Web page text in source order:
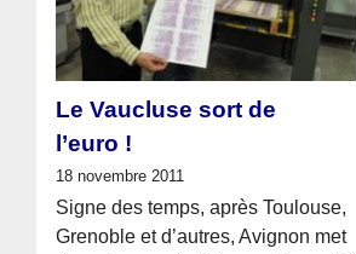
Le Vaucluse sort de
l’euro !
18 novembre 2011
Signe des temps, après Toulouse,
Grenoble et d’autres, Avignon met